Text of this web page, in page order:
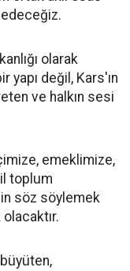
edeceğiz.
olarak
yapı değil, Kars'ın
ve halkın sesi
emeklimize,
toplum
söz söylemek